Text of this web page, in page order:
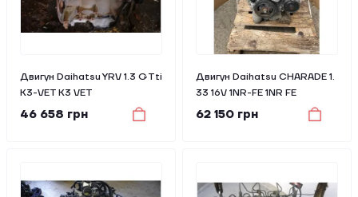
Двигун Daihatsu YRV 1.3 GTti
K3-VET K3 VET
46 658 грн
Двигун Daihatsu CHARADE 1.
33 16V 1NR-FE 1NR FE
62 150 грн